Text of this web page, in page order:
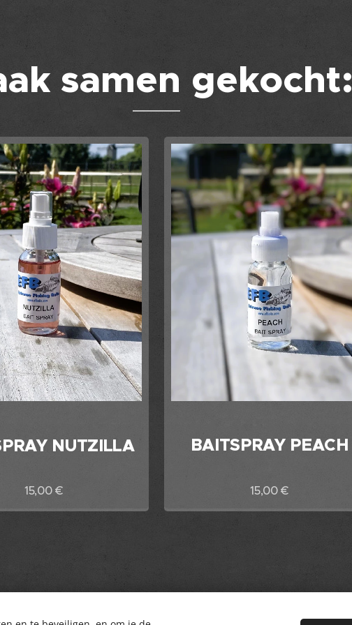
samen gekocht:
NUTZILLA
15,00€
BAITSPRAY PEACH
15,00€